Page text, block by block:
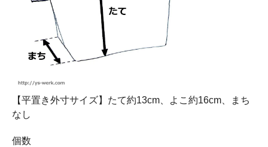
【平置き外寸サイズ】たて約13cm、よこ約16cm、まち
なし
個数